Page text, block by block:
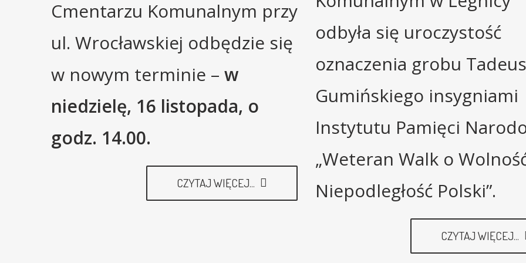
Cmentarzu Komunalnym przy
ul. Wrocławskiej odbędzie się
w nowym terminie – w
niedzielę, 16 listopada, o
godz. 14.00.
CZYTAJ WIĘCEJ...
odbyła się uroczystość
oznaczenia grobu
Gumińskiego insygniami
Instytutu Pamięci
„Weteran Walk o
Niepodległość Polski”.
CZYTAJ WIĘCEJ...